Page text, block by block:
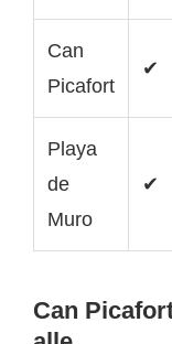
Can
Picafort
✔
Playa
de
Muro
✔
Can